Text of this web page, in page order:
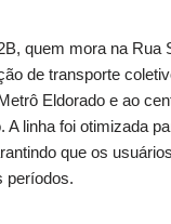
quem mora na Rua
de transporte
Eldorado e ao
A linha foi otimizada
que os
períodos.